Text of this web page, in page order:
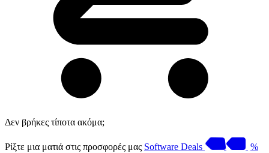
Δεν βρήκες τίποτα ακόμα;
Ρίξτε μια ματιά στις προσφορές μας Software Deals %